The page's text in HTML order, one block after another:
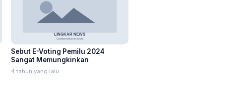
Sebut E-Voting Pemilu 2024
Sangat Memungkinkan
4 tahun yang lalu